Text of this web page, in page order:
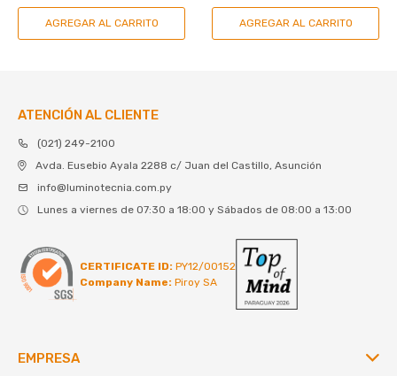
ATENCIÓN AL CLIENTE
(021) 249-2100
Avda. Eusebio Ayala 2288 c/ Juan del Castillo, Asunción
info@luminotecnia.com.py
Lunes a viernes de 07:30 a 18:00 y Sábados de 08:00 a 13:00
CERTIFICATE ID: PY12/00152
Company Name: Piroy SA
EMPRESA